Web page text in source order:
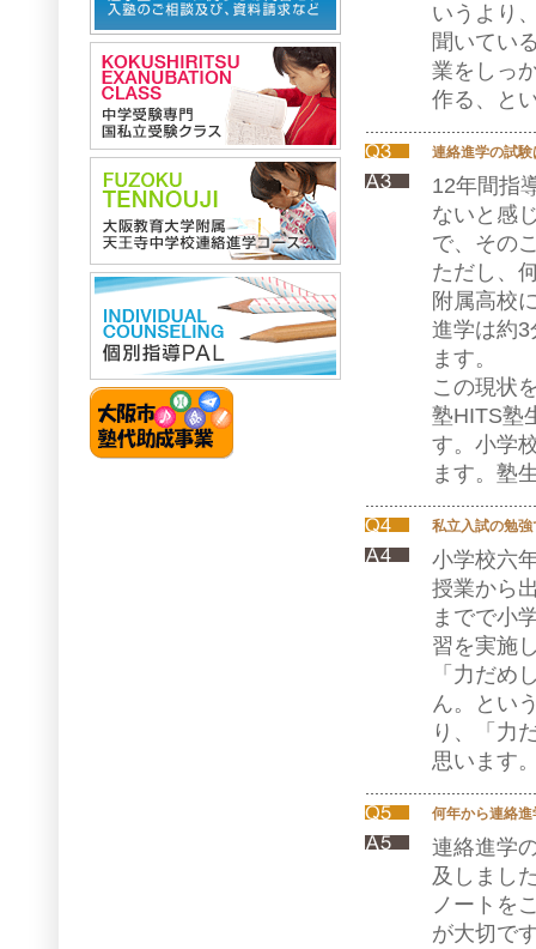
いうより
聞いてい
業をしっ
作る、と
連絡進学の試
12年間指
ないと感
で、その
ただし、
附属高校
進学は約
ます。
この現状
塾HITS塾
す。小学
ます。塾
私立入試の勉
小学校六
授業から
までで小
習を実施
「力だめ
ん。とい
り、「力
思います
何年から連絡
連絡進学
及しまし
ノートを
が大切で